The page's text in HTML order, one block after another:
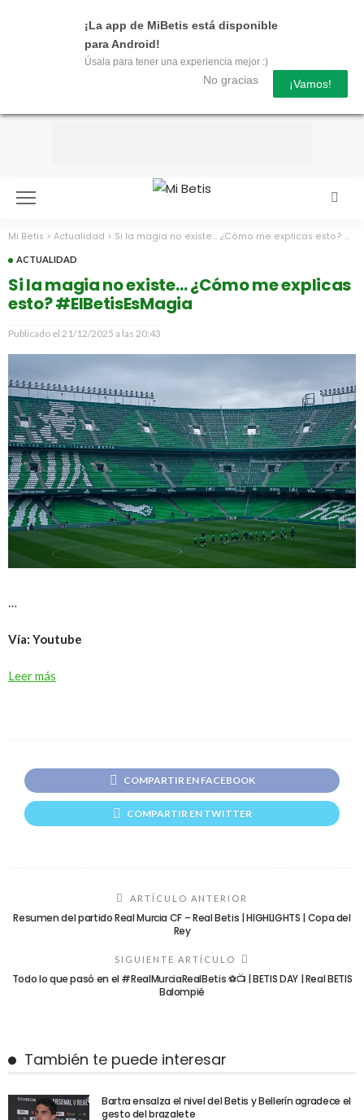
¡La app de MiBetis está disponible
para Android!
Úsala para tener una experiencia mejor :)
No gracias ¡Vamos!
Mi Betis > Actualidad > Si la magia no existe… ¿Cómo me explicas esto? #ElBetisEsMagia
ACTUALIDAD
Si la magia no existe… ¿Cómo me explicas
esto? #ElBetisEsMagia
Publicado el 21/12/2025 a las 20:43
Vía: Youtube
Leer más
COMPARTIR EN FACEBOOK
COMPARTIR EN TWITTER
ARTÍCULO ANTERIOR
Resumen del partido Real Murcia CF – Real Betis | HIGHLIGHTS | Copa del
Rey
SIGUIENTE ARTÍCULO
Todo lo que pasó en el #RealMurciaRealBetis ⚽📺 | BETIS DAY | Real BETIS
Balompié
También te puede interesar
Bartra ensalza el nivel del Betis y Bellerín agradece el
gesto del brazalete